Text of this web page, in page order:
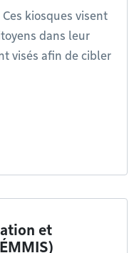
kiosques visent
dans leur
visés afin de cibler
et